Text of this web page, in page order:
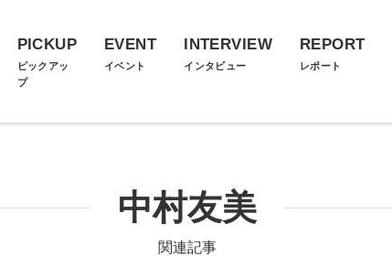
PICKUP
ピックアッ
プ
EVENT
イベント
INTERVIEW
インタビュー
REPORT
レポート
中村友美
関連記事